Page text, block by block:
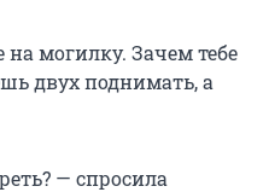
могилку. Зачем тебе
двух поднимать, а
— спросила